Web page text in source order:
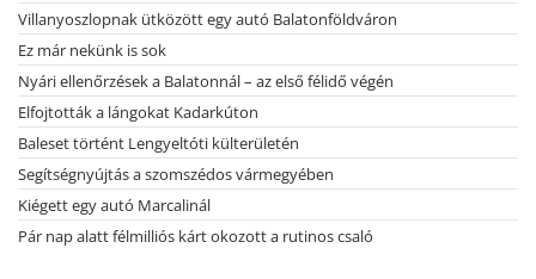
Villanyoszlopnak ütközött egy autó Balatonföldváron
Ez már nekünk is sok
Nyári ellenőrzések a Balatonnál – az első félidő végén
Elfojtották a lángokat Kadarkúton
Baleset történt Lengyeltóti külterületén
Segítségnyújtás a szomszédos vármegyében
Kiégett egy autó Marcalinál
Pár nap alatt félmilliós kárt okozott a rutinos csaló